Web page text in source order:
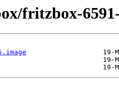
fritzbox-